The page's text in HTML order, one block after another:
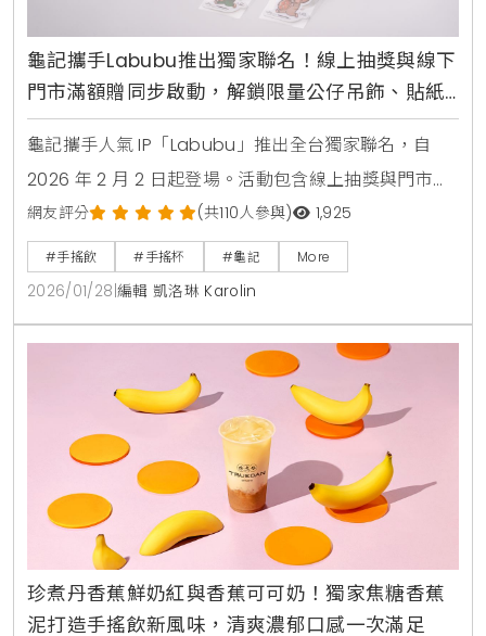
龜記攜手Labubu推出獨家聯名！線上抽獎與線下
門市滿額贈同步啟動，解鎖限量公仔吊飾、貼紙
與專屬杯款設計
龜記攜手人氣 IP「Labubu」推出全台獨家聯名，自
2026 年 2 月 2 日起登場。活動包含線上抽獎與門市加
購，限量推出 18 公分公仔、吊飾、刺繡帽及專屬杯
身。結合龍家昇的潮玩藝術與龜記茶飲體驗，打造小人
物大生活的跨界宇宙。
網友評分 (共110人參與) 1,925
#手搖飲 #手搖杯 #龜記 More
2026/01/28 編輯 凱洛琳 Karolin
珍煮丹香蕉鮮奶紅與香蕉可可奶！獨家焦糖香蕉
泥打造手搖飲新風味，清爽濃郁口感一次滿足